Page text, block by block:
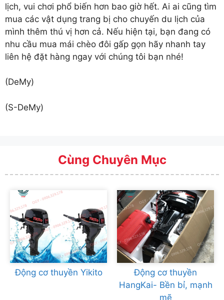
lịch, vui chơi phổ biến hơn bao giờ hết. Ai ai cũng tìm
mua các vật dụng trang bị cho chuyến du lịch của
mình thêm thú vị hơn cả. Nếu hiện tại, bạn đang có
nhu cầu mua mái chèo đôi gấp gọn hãy nhanh tay
liên hệ đặt hàng ngay với chúng tôi bạn nhé!
(DeMy)
(S-DeMy)
Cùng Chuyên Mục
Động cơ thuyền Yikito
Động cơ thuyền
HangKai- Bền bỉ, mạnh
mẽ